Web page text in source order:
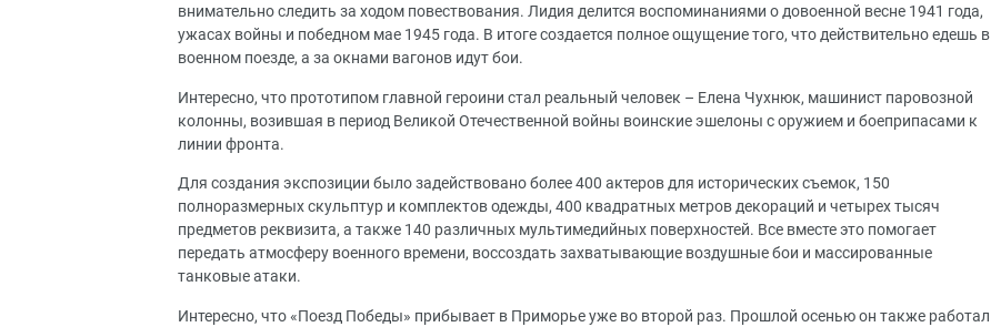
внимательно следить за ходом повествования. Лидия делится воспоминаниями о довоенной весне 1941 года,
ужасах войны и победном мае 1945 года. В итоге создается полное ощущение того, что действительно едешь в
военном поезде, а за окнами вагонов идут бои.
Интересно, что прототипом главной героини стал реальный человек – Елена Чухнюк, машинист паровозной
колонны, возившая в период Великой Отечественной войны воинские эшелоны с оружием и боеприпасами к
линии фронта.
Для создания экспозиции было задействовано более 400 актеров для исторических съемок, 150
полноразмерных скульптур и комплектов одежды, 400 квадратных метров декораций и четырех тысяч
предметов реквизита, а также 140 различных мультимедийных поверхностей. Все вместе это помогает
передать атмосферу военного времени, воссоздать захватывающие воздушные бои и массированные
танковые атаки.
Интересно, что «Поезд Победы» прибывает в Приморье уже во второй раз. Прошлой осенью он также работал